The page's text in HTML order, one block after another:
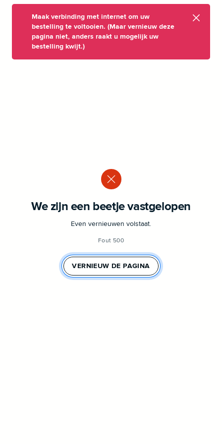
Maak verbinding met internet om uw
bestelling te voltooien. (Maar vernieuw deze
pagina niet, anders raakt u mogelijk uw
bestelling kwijt.)
We zijn een beetje vastgelopen
Even vernieuwen volstaat.
Fout 500
VERNIEUW DE PAGINA